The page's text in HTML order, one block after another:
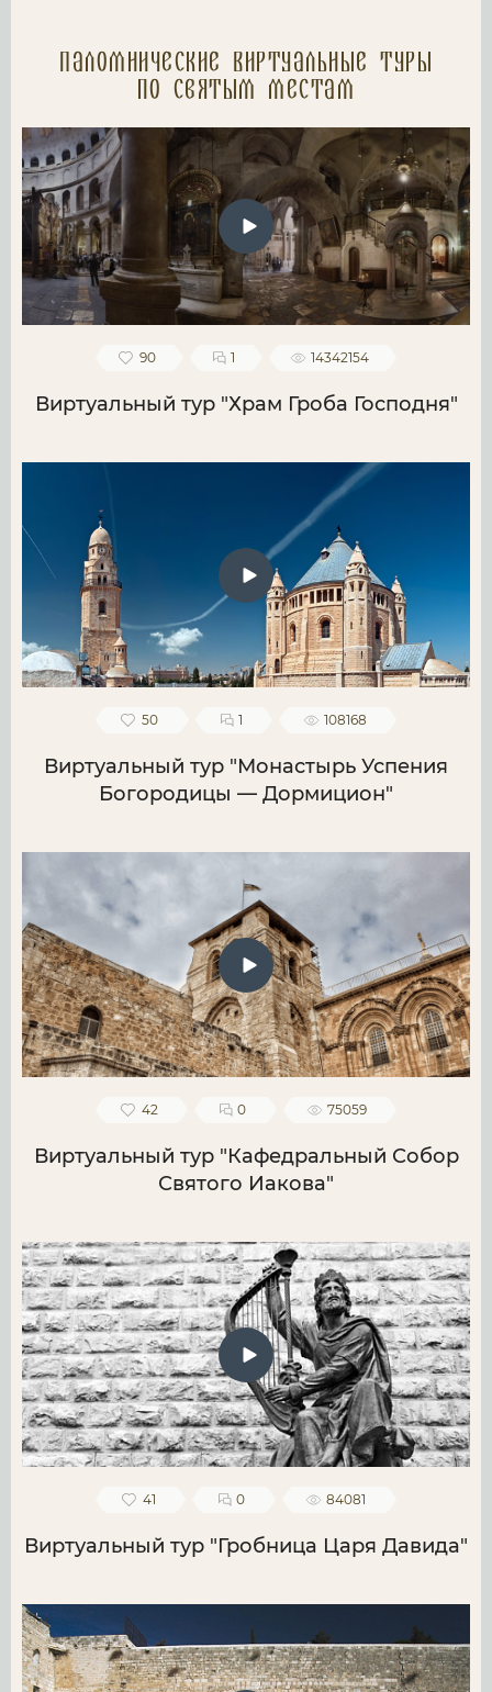
Паломнические Виртуальные туры
по святым местам
90 1 14342154
Виртуальный тур "Храм Гроба Господня"
50 1 108168
Виртуальный тур "Монастырь Успения
Богородицы — Дормицион"
42 0 75059
Виртуальный тур "Кафедральный Собор
Святого Иакова"
41 0 84081
Виртуальный тур "Гробница Царя Давида"